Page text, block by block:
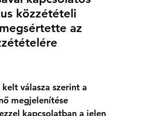
közzétételi
az
válasza szerint a
megjelenítése
kapcsolatban a jelen